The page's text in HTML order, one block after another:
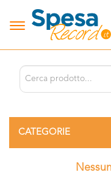
CATEGORIE